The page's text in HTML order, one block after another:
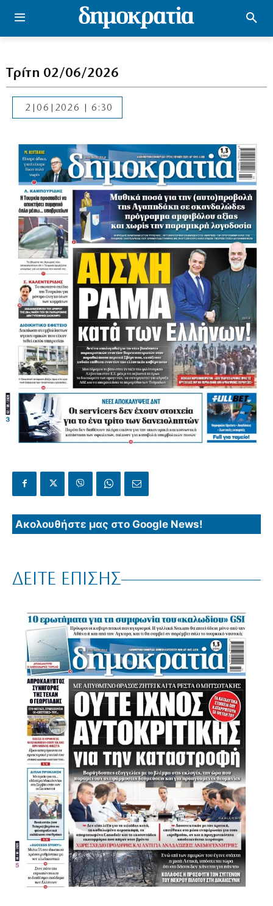
Τρίτη 02/06/2026
2|06|2026 | 6:30
Ακολουθήστε μας στο Google News!
ΔΕΙΤΕ ΕΠΙΣΗΣ